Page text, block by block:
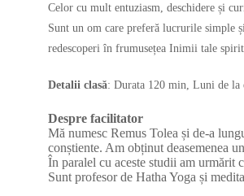
Celor cu mult entuziasm, deschidere și
Sunt un om care preferă lucrurile simple
redescoperi în frumusețea Inimii tale
Detalii clasă: Durata 120 min, Luni de la
Despre facilitator
Mă numesc Remus Tolea și de-a
conștiente. Am obținut deasemenea
În paralel cu aceste studii am urmărit
Sunt profesor de Hatha Yoga și